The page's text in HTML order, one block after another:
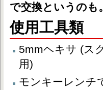
で交換というのも
使用工具類
5mmヘキサ (ス
用)
モンキーレンチ